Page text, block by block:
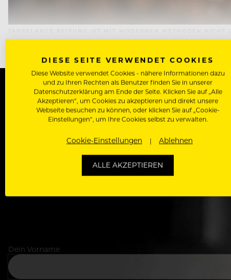
JAHRELANGE REIFUNG IST MIT MODERNEN METHODEN NICHT
WERDE
Als
Zugriff auf alle Artikel, Videos & Masterclasses der
Dein Vorname
DIESE SEITE VERWENDET COOKIES
Diese Website verwendet Cookies - nähere Informationen dazu
und zu Ihren Rechten als Benutzer finden Sie in unserer
Datenschutzerklärung am Ende der Seite. Klicken Sie auf „Alle
Akzeptieren“, um Cookies zu akzeptieren und direkt unsere
Webseite besuchen zu können, oder klicken Sie auf „Cookie-
Einstellungen“, um Ihre Cookies selbst zu verwalten.
Cookie-Einstellungen Ablehnen
ALLE AKZEPTIEREN